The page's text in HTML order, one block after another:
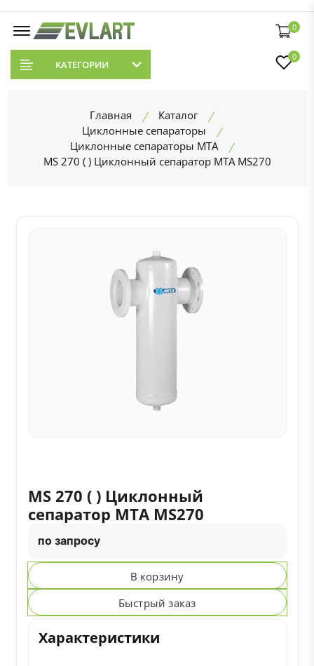
0
КАТЕГОРИИ
0
Главная
Каталог
Циклонные сепараторы
Циклонные сепараторы MTA
MS 270 ( ) Циклонный сепаратор MTA MS270
MS 270 ( ) Циклонный
сепаратор MTA MS270
по запросу
В корзину
Быстрый заказ
Характеристики